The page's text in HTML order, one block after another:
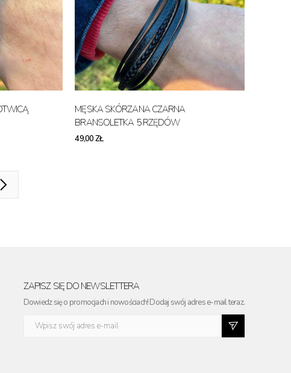
MĘSKA SKÓRZANA CZARNA
BRANSOLETKA 5 RZĘDÓW
49,00 ZŁ
ZAPISZ SIĘ DO NEWSLETTERA
Dowiedz się o promocjach i nowościach! Dodaj swój adres e-mail teraz.